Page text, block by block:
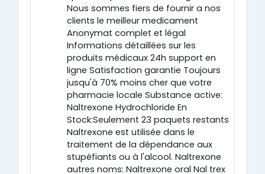
Nous sommes fiers de fournir a nos
clients le meilleur medicament
Anonymat complet et légal
Informations détaillées sur les
produits médicaux 24h support en
ligne Satisfaction garantie Toujours
jusqu'à 70% moins cher que votre
pharmacie locale Substance active:
Naltrexone Hydrochloride En
Stock:Seulement 23 paquets restants
Naltrexone est utilisée dans le
traitement de la dépendance aux
stupéfiants ou à l'alcool. Naltrexone
autres noms: Naltrexone oral Nal trex